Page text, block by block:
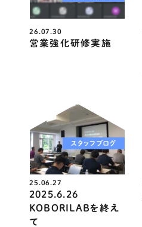
26.07.30
営業強化研修実施
スタッフブログ
25.06.27
2025.6.26
KOBORILABを終え
て